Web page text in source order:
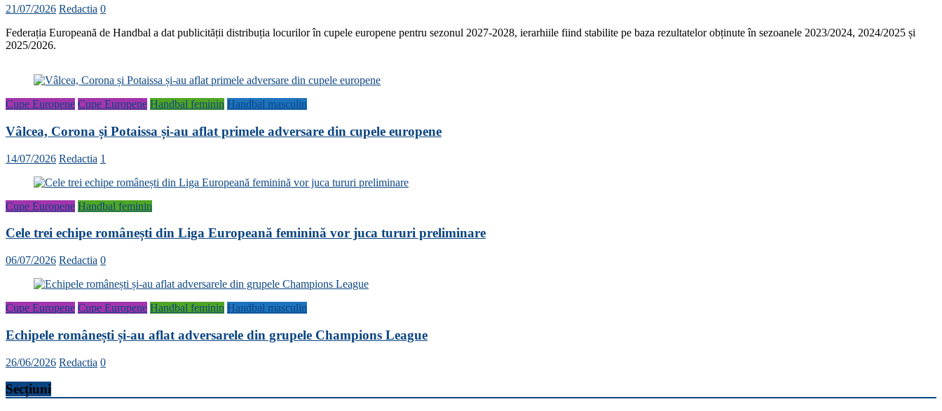
21/07/2026 Redactia 0
Federația Europeană de Handbal a dat publicității distribuția locurilor în cupele europene pentru sezonul 2027-2028, ierarhiile fiind stabilite pe baza rezultatelor obținute în sezoanele 2023/2024, 2024/2025 și
2025/2026.
Cupe Europene Cupe Europene Handbal feminin Handbal masculin
Vâlcea, Corona și Potaissa și-au aflat primele adversare din cupele europene
14/07/2026 Redactia 1
Cupe Europene Handbal feminin
Cele trei echipe românești din Liga Europeană feminină vor juca tururi preliminare
06/07/2026 Redactia 0
Cupe Europene Cupe Europene Handbal feminin Handbal masculin
Echipele românești și-au aflat adversarele din grupele Champions League
26/06/2026 Redactia 0
Secțiuni